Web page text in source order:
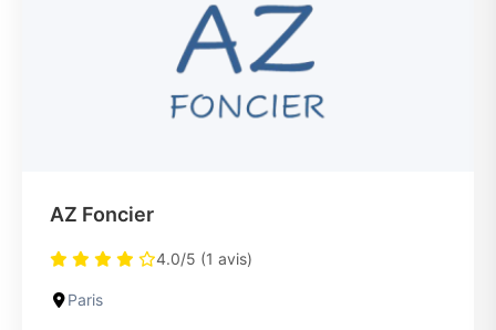
AZ Foncier
4.0/5 (1 avis)
Paris